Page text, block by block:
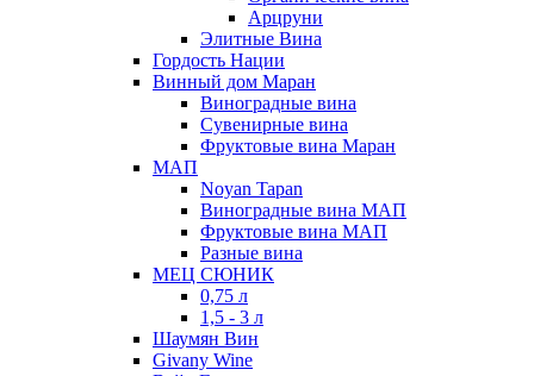
Арцруни
Элитные Вина
Гордость Нации
Винный дом Маран
Виноградные вина
Сувенирные вина
Фруктовые вина Маран
МАП
Noyan Tapan
Виноградные вина МАП
Фруктовые вина МАП
Разные вина
МЕЦ СЮНИК
0,75 л
1,5 - 3 л
Шаумян Вин
Givany Wine